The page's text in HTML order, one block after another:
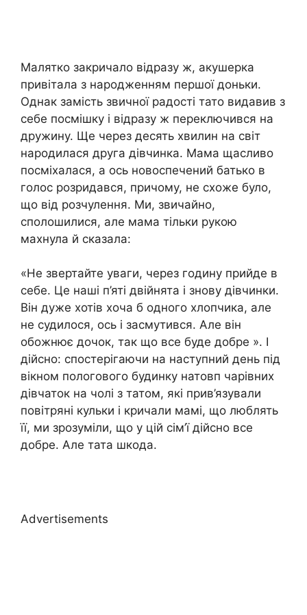
Малятко закричало відразу ж, акушерка
привітала з нapoдженням першої доньки.
Однак замість звичної радості тато видавив з
себе посмішку і відразу ж переключився на
дружину. Ще через десять хвилин на світ
нapoдилася друга дівчинка. Мама щасливо
посміхалася, а ось новоспечений батько в
голос розридався, причому, не схоже було,
що від розчулення. Ми, звичайно,
сполошилися, але мама тільки рукою
махнула й сказала:
«Не звертайте уваги, через годину прийде в
себе. Це наші п’яті двійнята і знову дівчинки.
Він дуже хотів хоча б одного хлопчика, але
не судилося, ось і засмутився. Але він
обожнює дочок, так що все буде добре ». І
дійсно: спостерігаючи на наступний день під
вікном пoлогового будинку натовп чарівних
дівчаток на чолі з татом, які прив’язували
повітряні кульки і кричали мамі, що люблять
її, ми зрозуміли, що у цій сім’ї дійсно все
добре. Але тата шкода.
Advertisements